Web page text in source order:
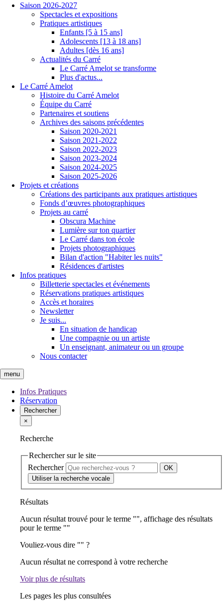
Saison 2026-2027
Spectacles et expositions
Pratiques artistiques
Enfants [5 à 15 ans]
Adolescents [13 à 18 ans]
Adultes [dès 16 ans]
Actualités du Carré
Le Carré Amelot se transforme
Plus d'actus...
Le Carré Amelot
Histoire du Carré Amelot
Équipe du Carré
Partenaires et soutiens
Archives des saisons précédentes
Saison 2020-2021
Saison 2021-2022
Saison 2022-2023
Saison 2023-2024
Saison 2024-2025
Saison 2025-2026
Projets et créations
Créations des participants aux pratiques artistiques
Fonds d’œuvres photographiques
Projets au carré
Obscura Machine
Lumière sur ton quartier
Le Carré dans ton école
Projets photographiques
Bilan d'action "Habiter les nuits"
Résidences d'artistes
Infos pratiques
Billetterie spectacles et événements
Réservations pratiques artistiques
Accès et horaires
Newsletter
Je suis...
En situation de handicap
Une compagnie ou un artiste
Un enseignant, animateur ou un groupe
Nous contacter
menu
Infos Pratiques
Réservation
Rechercher
×
Recherche
Rechercher sur le site
Rechercher
Utiliser la recherche vocale
Résultats
Aucun résultat trouvé pour le terme "", affichage des résultats
pour le terme ""
Vouliez-vous dire "" ?
Aucun résultat ne correspond à votre recherche
Voir plus de résultats
Les pages les plus consultées